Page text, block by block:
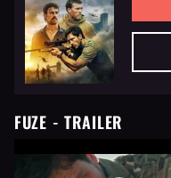
FUZE - TRAILER